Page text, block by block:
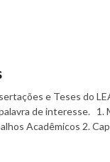
e Teses do
de interesse. 1.
Acadêmicos 2.